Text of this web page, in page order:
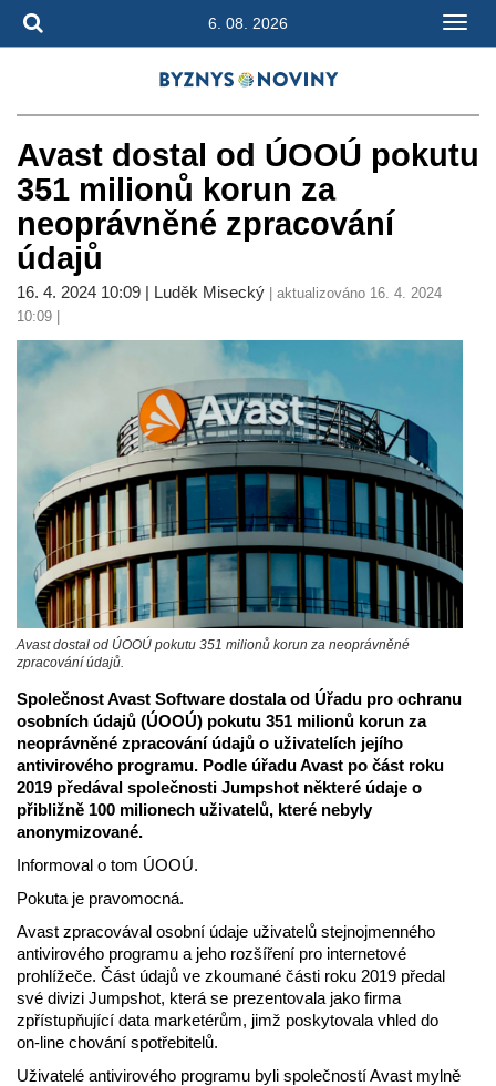
6. 08. 2026
Avast dostal od ÚOOÚ pokutu
351 milionů korun za
neoprávněné zpracování
údajů
16. 4. 2024 10:09 | Luděk Misecký | aktualizováno 16. 4. 2024
10:09 |
Avast dostal od ÚOOÚ pokutu 351 milionů korun za neoprávněné
zpracování údajů.
Společnost Avast Software dostala od Úřadu pro ochranu
osobních údajů (ÚOOÚ) pokutu 351 milionů korun za
neoprávněné zpracování údajů o uživatelích jejího
antivirového programu. Podle úřadu Avast po část roku
2019 předával společnosti Jumpshot některé údaje o
přibližně 100 milionech uživatelů, které nebyly
anonymizované.
Informoval o tom ÚOOÚ.
Pokuta je pravomocná.
Avast zpracovával osobní údaje uživatelů stejnojmenného
antivirového programu a jeho rozšíření pro internetové
prohlížeče. Část údajů ve zkoumané části roku 2019 předal
své divizi Jumpshot, která se prezentovala jako firma
zpřístupňující data marketérům, jimž poskytovala vhled do
on-line chování spotřebitelů.
Uživatelé antivirového programu byli společností Avast mylně